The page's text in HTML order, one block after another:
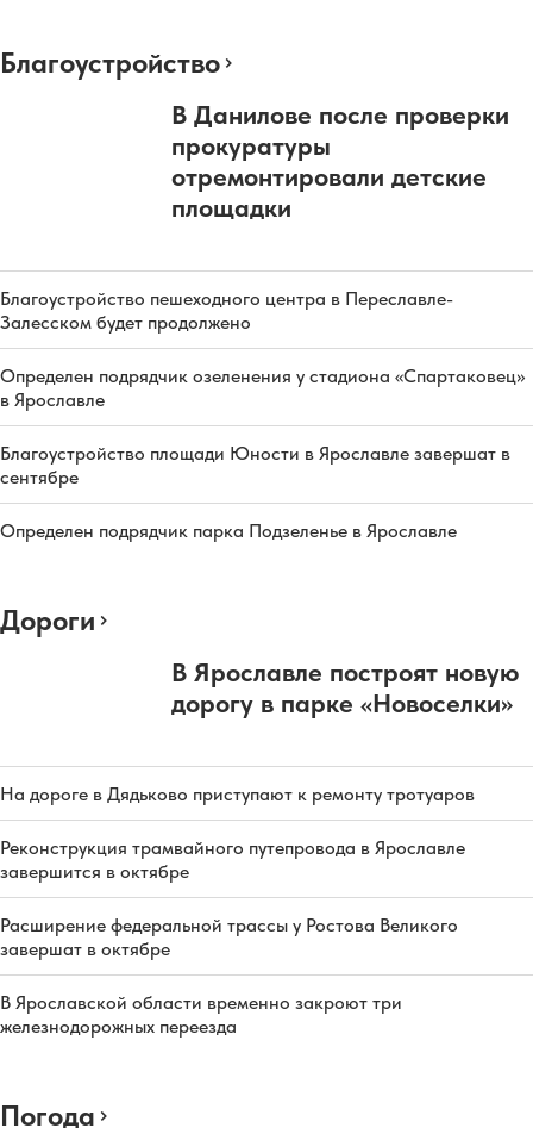
Благоустройство
В Данилове после проверки
прокуратуры
отремонтировали детские
площадки
Благоустройство пешеходного центра в Переславле-
Залесском будет продолжено
Определен подрядчик озеленения у стадиона «Спартаковец»
в Ярославле
Благоустройство площади Юности в Ярославле завершат в
сентябре
Определен подрядчик парка Подзеленье в Ярославле
Дороги
В Ярославле построят новую
дорогу в парке «Новоселки»
На дороге в Дядьково приступают к ремонту тротуаров
Реконструкция трамвайного путепровода в Ярославле
завершится в октябре
Расширение федеральной трассы у Ростова Великого
завершат в октябре
В Ярославской области временно закроют три
железнодорожных переезда
Погода